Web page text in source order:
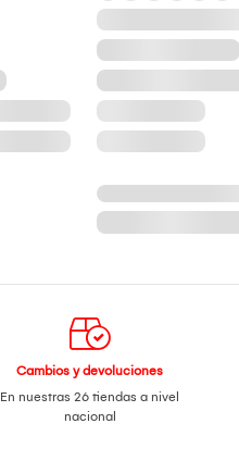
Cambios y devoluciones
En nuestras 26 tiendas a nivel
nacional